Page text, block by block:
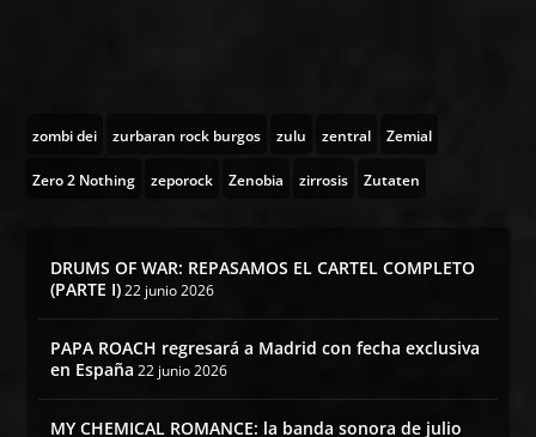
zombi dei zurbaran rock burgos zulu zentral Zemial
Zero 2 Nothing zeporock Zenobia zirrosis Zutaten
DRUMS OF WAR: REPASAMOS EL CARTEL COMPLETO
(PARTE I) 22 junio 2026
PAPA ROACH regresará a Madrid con fecha exclusiva
en España 22 junio 2026
MY CHEMICAL ROMANCE: la banda sonora de julio